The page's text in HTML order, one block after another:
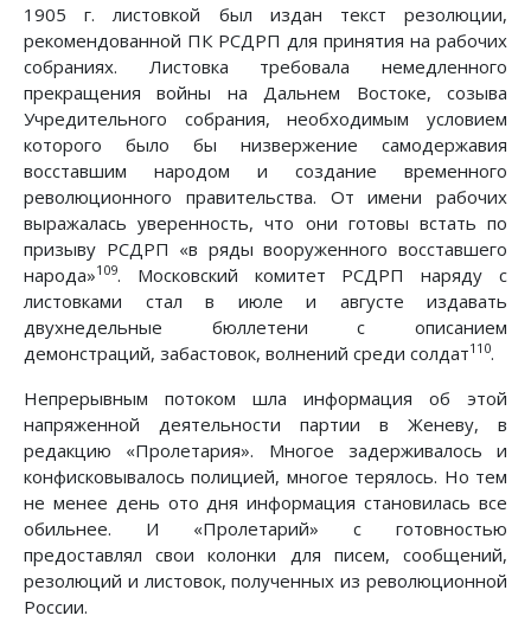
1905 г. листовкой был издан текст резолюции,
рекомендованной ПК РСДРП для принятия на рабочих
собраниях. Листовка требовала немедленного
прекращения войны на Дальнем Востоке, созыва
Учредительного собрания, необходимым условием
которого было бы низвержение самодержавия
восставшим народом и создание временного
революционного правительства. От имени рабочих
выражалась уверенность, что они готовы встать по
призыву РСДРП «в ряды вооруженного восставшего
народа»109. Московский комитет РСДРП наряду с
листовками стал в июле и августе издавать
двухнедельные бюллетени с описанием
демонстраций, забастовок, волнений среди солдат110.
Непрерывным потоком шла информация об этой
напряженной деятельности партии в Женеву, в
редакцию «Пролетария». Многое задерживалось и
конфисковывалось полицией, многое терялось. Но тем
не менее день ото дня информация становилась все
обильнее. И «Пролетарий» с готовностью
предоставлял свои колонки для писем, сообщений,
резолюций и листовок, полученных из революционной
России.